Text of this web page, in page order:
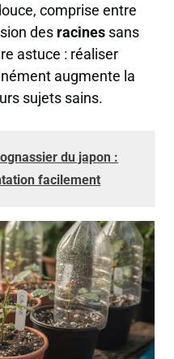
comprise entre
des racines sans
astuce : réaliser
augmente la
sujets sains.
du japon :
facilement